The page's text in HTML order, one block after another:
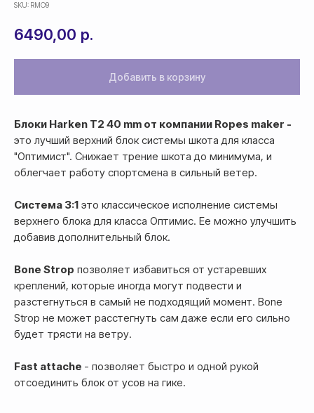
SKU: RMO9
6490,00 р.
Добавить в корзину
Блоки Harken T2 40 mm от компании Ropes maker -
это лучший верхний блок системы шкота для класса
"Оптимист". Снижает трение шкота до минимума, и
облегчает работу спортсмена в сильный ветер.
Система 3:1 это классическое исполнение системы
верхнего блока для класса Оптимис. Ее можно улучшить
добавив дополнительный блок.
Bone Strop позволяет избавиться от устаревших
креплений, которые иногда могут подвести и
разстегнуться в самый не подходящий момент. Bone
Strop не может расстегнуть сам даже если его сильно
будет трясти на ветру.
Fast attache - позволяет быстро и одной рукой
отсоединить блок от усов на гике.